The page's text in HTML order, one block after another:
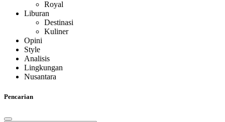
Royal
Liburan
Destinasi
Kuliner
Opini
Style
Analisis
Lingkungan
Nusantara
Pencarian